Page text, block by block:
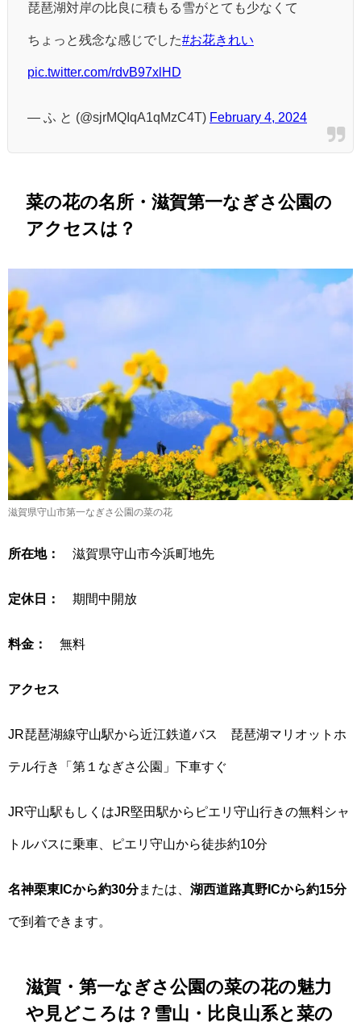
琵琶湖対岸の比良に積もる雪がとても少なくて
ちょっと残念な感じでした#お花きれい
pic.twitter.com/rdvB97xlHD
— ふ と (@sjrMQIqA1qMzC4T) February 4, 2024
菜の花の名所・滋賀第一なぎさ公園の
アクセスは？
滋賀県守山市第一なぎさ公園の菜の花
所在地： 滋賀県守山市今浜町地先
定休日： 期間中開放
料金： 無料
アクセス
JR琵琶湖線守山駅から近江鉄道バス 琵琶湖マリオットホ
テル行き「第１なぎさ公園」下車すぐ
JR守山駅もしくはJR堅田駅からピエリ守山行きの無料シャ
トルバスに乗車、ピエリ守山から徒歩約10分
名神栗東ICから約30分または、 湖西道路真野ICから約15分
で到着できます。
滋賀・第一なぎさ公園の菜の花の魅力
や見どころは？雪山・比良山系と菜の